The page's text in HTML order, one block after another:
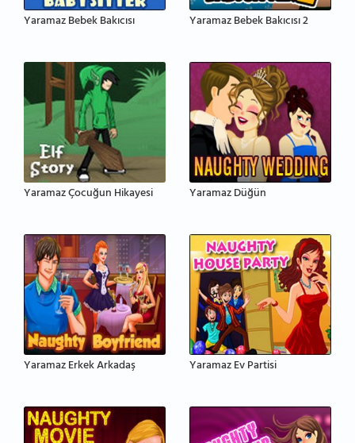
Yaramaz Bebek Bakıcısı Yaramaz Bebek Bakıcısı 2
Yaramaz Çocuğun Hikayesi Yaramaz Düğün
Yaramaz Erkek Arkadaş Yaramaz Ev Partisi